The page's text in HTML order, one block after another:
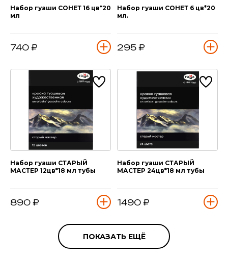
Набор гуаши СОНЕТ 16 цв*20
мл
740 ₽
Набор гуаши СОНЕТ 6 цв*20
мл.
295 ₽
Набор гуаши СТАРЫЙ
МАСТЕР 12цв*18 мл тубы
890 ₽
Набор гуаши СТАРЫЙ
МАСТЕР 24цв*18 мл тубы
1490 ₽
ПОКАЗАТЬ ЕЩЁ